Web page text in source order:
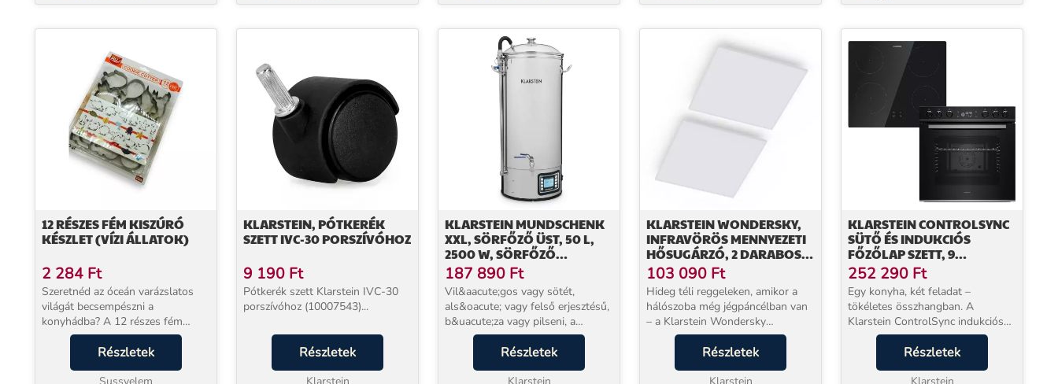
12 RÉSZES FÉM KISZÚRÓ
KÉSZLET (VÍZI ÁLLATOK)
2 284 Ft
Szeretnéd az óceán varázslatos
világát becsempészni a
konyhádba? A 12 részes fém
kiszúró készlet (Vízi állatok)
lehetőséget nyújt arra, hogy
egyedi, tengeri témájú sütiket és
Részletek
KLARSTEIN, PÓTKERÉK
SZETT IVC-30 PORSZÍVÓHOZ
9 190 Ft
Pótkerék szett Klarstein IVC-30
porszívóhoz (10007543)...
Részletek
KLARSTEIN MUNDSCHENK
XXL, SÖRFŐZŐ ÜST, 50 L,
2500 W, SÖRFŐZŐ
KÉSZÜLÉK - SZETT,
ROZSDAMENTES ACÉL
187 890 Ft
Vil&aacute;gos vagy sötét,
als&oacute; vagy felső erjesztésű,
b&uacute;za vagy pilseni, a
Klarstein Mundschenk XXL
készülék mindegyikhez
biztos&iacute;tja a sörfőzéshez
Részletek
KLARSTEIN WONDERSKY,
INFRAVÖRÖS MENNYEZETI
HŐSUGÁRZÓ, 2 DARABOS
SZETT , 60 X 6,5 X 60 CM (SZ
X M X H), 350 W, IP45
103 090 Ft
Hideg téli reggeleken, amikor a
hálószoba még jégpáncélban van
– a Klarstein Wondersky
infravörös fűtőpanel 2–3 percen
belül kellemes meleget áraszt.
Nem a levegőt fűti, hanem
Részletek
KLARSTEIN CONTROLSYNC
SÜTŐ ÉS INDUKCIÓS
FŐZŐLAP SZETT, 9
FUNKCIÓ, 4 FŐZŐZÓNA, 72
L ŰRTARTALOM
252 290 Ft
Egy konyha, két feladat –
tökéletes összhangban. A
Klarstein ControlSync indukciós
főzőlapot és sütőt egyetlen,
egymáshoz tervezett szettben
kínál: azonos dizájn, azonos
Részletek